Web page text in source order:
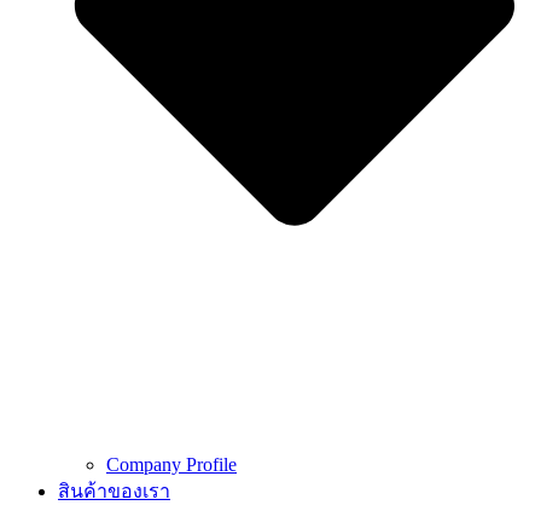
Company Profile
สินค้าของเรา